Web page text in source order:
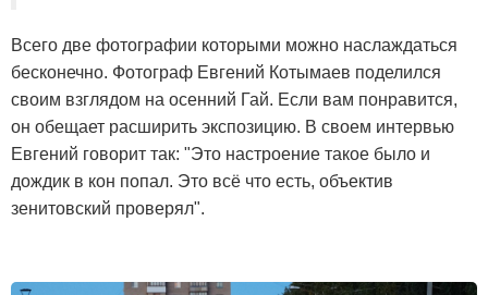
Всего две фотографии которыми можно наслаждаться
бесконечно. Фотограф Евгений Котымаев поделился
своим взглядом на осенний Гай. Если вам понравится,
он обещает расширить экспозицию. В своем интервью
Евгений говорит так: "Это настроение такое было и
дождик в кон попал. Это всё что есть, объектив
зенитовский проверял".